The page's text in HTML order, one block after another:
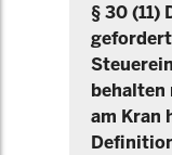
§ 30
behalten
am Kran